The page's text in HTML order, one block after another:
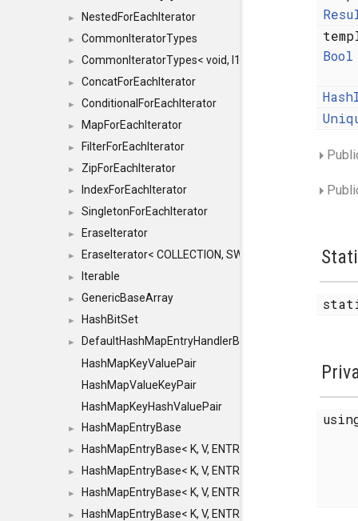
► NestedForEachIterator
► CommonIteratorTypes
► CommonIteratorTypes< void, I1, I2 >
► ConcatForEachIterator
► ConditionalForEachIterator
► MapForEachIterator
► FilterForEachIterator
► ZipForEachIterator
► IndexForEachIterator
► SingletonForEachIterator
► EraseIterator
► EraseIterator< COLLECTION, SWAP_ERASE, false >
► Iterable
► GenericBaseArray
► HashBitSet
►
DefaultHashMapEntryHandlerBase
HashMapKeyValuePair
HashMapValueKeyPair
HashMapKeyHashValuePair
► HashMapEntryBase
► HashMapEntryBase< K, V, ENTRY_HANDLER,
► HashMapEntryBase< K, V, ENTRY_HANDLER,
► HashMapEntryBase< K, V, ENTRY_HANDLER,
► HashMapEntryBase< K, V, ENTRY_HANDLER,
Bool